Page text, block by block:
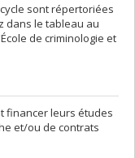
cycle sont répertoriées
dans le tableau au
de criminologie et
financer leurs études
et/ou de contrats